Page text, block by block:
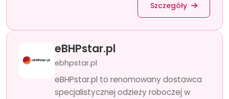
Szczegóły
eBHPstar.pl
ebhpstar.pl
eBHPstar.pl to renomowany dostawca
specjalistycznej odzieży roboczej w